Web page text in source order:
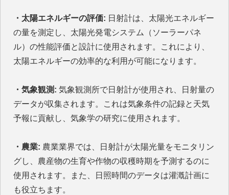
・太陽エネルギーの評価: 日射計は、太陽光エネルギー
の量を測定し、太陽光発電システム（ソーラーパネ
ル）の性能評価と設計に使用されます。これにより、
太陽エネルギーの効率的な利用が可能になります。
・気象観測: 気象観測所で日射計が使用され、日射量の
データが収集されます。これは気象条件の記録と天気
予報に貢献し、気象学の研究に使用されます。
・農業: 農業業界では、日射計が太陽光量をモニタリン
グし、農産物の生育や作物の収穫時期を予測するのに
使用されます。また、日照時間のデータは灌漑計画に
も役立ちます。